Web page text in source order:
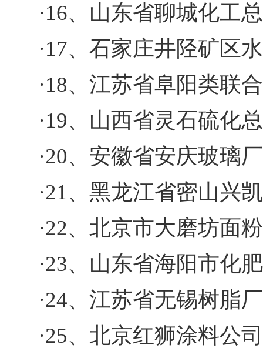
·16、山东省聊城化工
·17、石家庄井陉矿区
·18、江苏省阜阳类联
·19、山西省灵石硫化
·20、安徽省安庆玻璃厂
·21、黑龙江省密山兴
·22、北京市大磨坊面
·23、山东省海阳市化
·24、江苏省无锡树脂厂
·25、北京红狮涂料公司